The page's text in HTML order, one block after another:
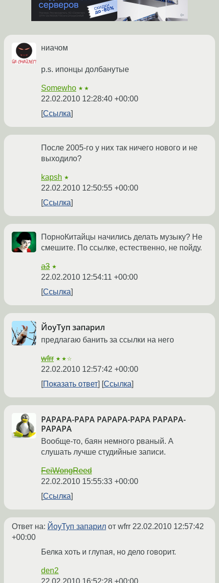
ниачом
p.s. ипонцы долбанутые
Somewho ★★
22.02.2010 12:28:40 +00:00
Ссылка
После 2005-го у них так ничего нового и не
выходило?
kapsh ★
22.02.2010 12:50:55 +00:00
Ссылка
ПорноКитайцы начились делать музыку? Не
смешите. По ссылке, естественно, не пойду.
a3 ★
22.02.2010 12:54:11 +00:00
Ссылка
ЙоуТуп запарил
предлагаю банить за ссылки на него
wfrr ★★☆
22.02.2010 12:57:42 +00:00
Показать ответ
Ссылка
РАРАРА-РАРА РАРАРА-РАРА РАРАРА-
РАРАРА
Вообще-то, баян немного рваный. А
слушать лучше студийные записи.
FeiWongReed
22.02.2010 15:55:33 +00:00
Ссылка
Ответ на: ЙоуТуп запарил от wfrr 22.02.2010 12:57:42
+00:00
Белка хоть и глупая, но дело говорит.
den2
22.02.2010 16:52:28 +00:00